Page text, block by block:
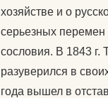
хозяйстве и о
серьезных перемен
сословия. В 1843 г.
разуверился в
года вышел в